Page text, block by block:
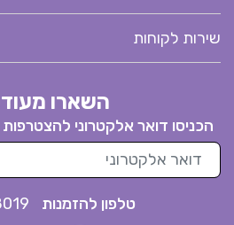
שירות לקוחות
השארו
הכניסו דואר אלקטרוני
דואר אלקטרוני
טלפון להזמנות